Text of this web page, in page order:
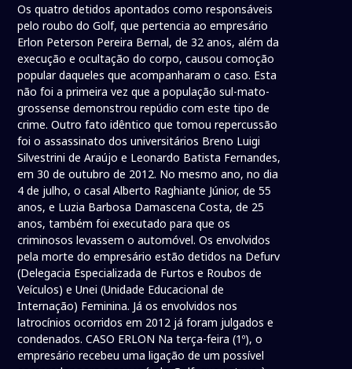
Os quatro detidos apontados como responsáveis
pelo roubo do Golf, que pertencia ao empresário
Erlon Peterson Pereira Bernal, de 32 anos, além da
execução e ocultação do corpo, causou comoção
popular daqueles que acompanharam o caso. Esta
não foi a primeira vez que a população sul-mato-
grossense demonstrou repúdio com este tipo de
crime. Outro fato idêntico que tomou repercussão
foi o assassinato dos universitários Breno Luigi
Silvestrini de Araújo e Leonardo Batista Fernandes,
em 30 de outubro de 2012. No mesmo ano, no dia
4 de julho, o casal Alberto Raghiante Júnior, de 55
anos, e Luzia Barbosa Damascena Costa, de 25
anos, também foi executado para que os
criminosos levassem o automóvel. Os envolvidos
pela morte do empresário estão detidos na Defurv
(Delegacia Especializada de Furtos e Roubos de
Veículos) e Unei (Unidade Educacional de
Internação) Feminina. Já os envolvidos nos
latrocínios ocorridos em 2012 já foram julgados e
condenados. CASO ERLON Na terça-feira (1º), o
empresário recebeu uma ligação de um possível